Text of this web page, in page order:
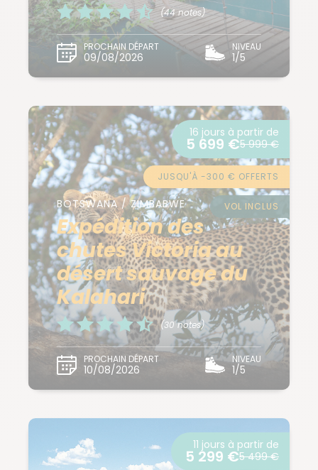
(44 notes)
PROCHAIN DÉPART
09/08/2026
NIVEAU
1/5
BOTSWANA / ZIMBABWE
Expédition des
chutes Victoria au
désert sauvage du
Kalahari
(30 notes)
PROCHAIN DÉPART
10/08/2026
NIVEAU
1/5
16 jours à partir de
5 699 €5 999 €
JUSQU'À -300 € OFFERTS
VOL INCLUS
11 jours à partir de
5 299 €5 499 €